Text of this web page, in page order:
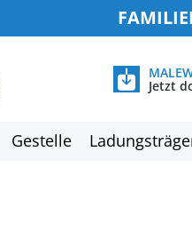
Jetzt
Gestelle